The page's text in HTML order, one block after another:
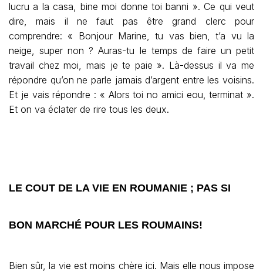
lucru a la casa, bine moi donne toi banni ». Ce qui veut
dire, mais il ne faut pas être grand clerc pour
comprendre: « Bonjour Marine, tu vas bien, t’a vu la
neige, super non ? Auras-tu le temps de faire un petit
travail chez moi, mais je te paie ». Là-dessus il va me
répondre qu’on ne parle jamais d’argent entre les voisins.
Et je vais répondre : « Alors toi no amici eou, terminat ».
Et on va éclater de rire tous les deux.
LE COUT DE LA VIE EN ROUMANIE ; PAS SI
BON MARCHÉ POUR LES ROUMAINS!
Bien sûr, la vie est moins chère ici. Mais elle nous impose